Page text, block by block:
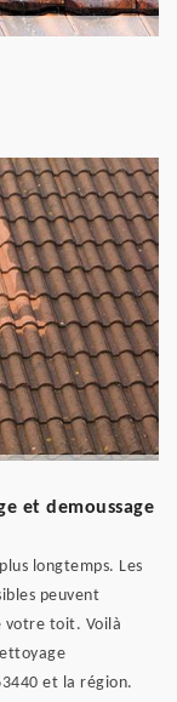
et demoussage
longtemps. Les
peuvent
votre toit. Voilà
et la région.